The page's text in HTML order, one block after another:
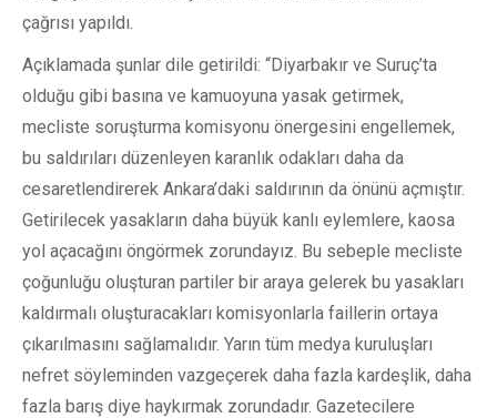
çağrısı yapıldı.
Açıklamada şunlar dile getirildi: “Diyarbakır ve Suruç’ta
olduğu gibi basına ve kamuoyuna yasak getirmek,
mecliste soruşturma komisyonu önergesini engellemek,
bu saldırıları düzenleyen karanlık odakları daha da
cesaretlendirerek Ankara’daki saldırının da önünü açmıştır.
Getirilecek yasakların daha büyük kanlı eylemlere, kaosa
yol açacağını öngörmek zorundayız. Bu sebeple mecliste
çoğunluğu oluşturan partiler bir araya gelerek bu yasakları
kaldırmalı oluşturacakları komisyonlarla faillerin ortaya
çıkarılmasını sağlamalıdır. Yarın tüm medya kuruluşları
nefret söyleminden vazgeçerek daha fazla kardeşlik, daha
fazla barış diye haykırmak zorundadır. Gazetecilere